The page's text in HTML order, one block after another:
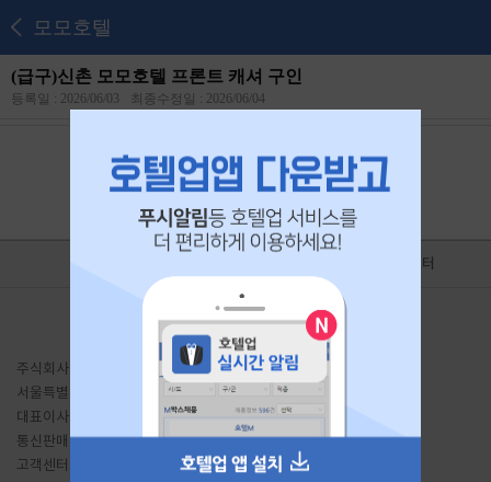
모모호텔
(급구)신촌 모모호텔 프론트 캐셔 구인
등록일 : 2026/06/03 최종수정일 : 2026/06/04
본 공고는2026년 06월 22일 에 마감되었습니다.
고객센터
유료서비스 이용약관 개인정보처리방침
주식회사 호텔업디알티
서울특별시 금천구 가산동 691 대륭테크노타운20차 1807호
대표이사: 이송주
사업자등록번호: 441-87-01934
통신판매업신고: 서울금천-1204 호
직업정보: J1206020200010
고객센터: 1644-7896
Fax: 02-2225-8487